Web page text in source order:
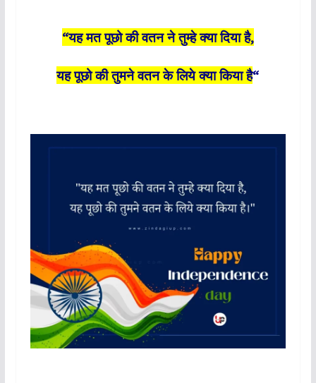
“यह मत पूछो की वतन ने तुम्हे क्या दिया है,
यह पूछो की तुमने वतन के लिये क्या किया है“